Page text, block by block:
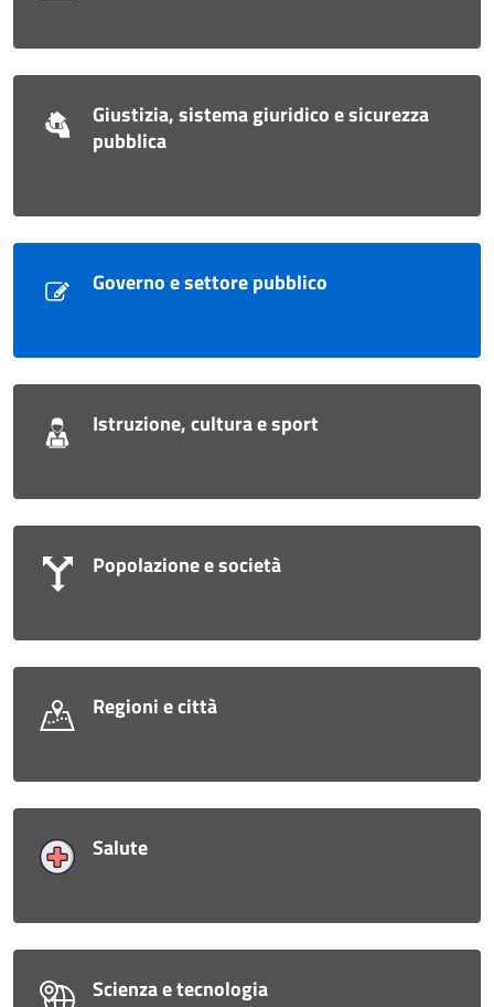
Giustizia, sistema giuridico e sicurezza
pubblica
Governo e settore pubblico
Istruzione, cultura e sport
Popolazione e società
Regioni e città
Salute
Scienza e tecnologia